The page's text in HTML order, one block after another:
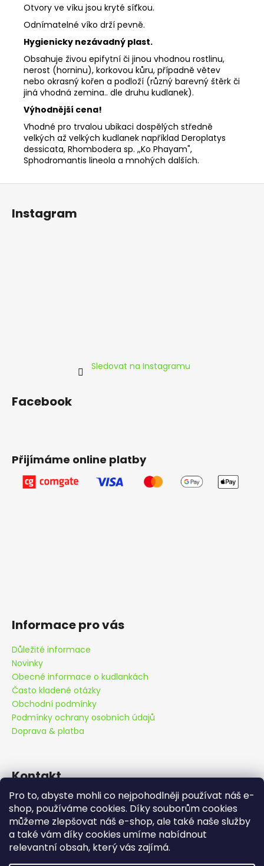
Pro to, abyste mohli co nejpohodlněji používat náš e-
shop, používáme cookies. Díky souborům cookies
můžeme zlepšovat náš e-shop, ale také naše služby
a také vám díky cookies umíme nabídnout
relevantní obsah, který vás zajímá.
Objednávky odesíláme ve všední dny v
pondělí, úterý a středu. V případě
objednání ve středu po 12:00 hod.
Otvory ve víku jsou kryté síťkou.
Odnímatelné víko drží pevně.
Hygienicky nezávadný plast.
Obsahuje živou epifytní či jinou vhodnou rostlinu,
nerost (horninu), korkovou kůru, případně větev
nebo okrasný kořen a podloží (různý barevný štěrk či
jiná vhodná zemina.. dle druhu kudlanek).
Výhodnější cena!
Vhodné pro trvalou ubikaci dospělých středně
velkých až velkých kudlanek například Deroplatys
dessicata, Rhombodera sp. ,,Ko Phayam",
Sphodromantis lineola a mnohých dalších.
Z
Instagram
Sledovat na Instagramu
Facebook
Přijímáme online platby
Informace pro vás
Důležité informace
Novinky
Obecné informace o kudlankách
Často kladené otázky
Obchodní podmínky
Podmínky ochrany osobních údajů
Doprava & platba
Kontakt
info@cutemantis.com
+420 778 419 992
Sledujte nás na Facebooku
cutemantids